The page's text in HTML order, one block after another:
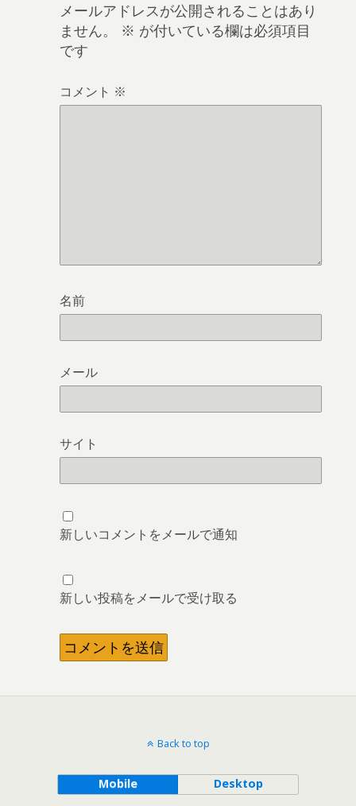
メールアドレスが公開されることはあり
ません。
※ が付いている欄は必須項目
です
コメント ※
名前
メール
サイト
新しいコメントをメールで通知
新しい投稿をメールで受け取る
Back to top
Mobile Desktop